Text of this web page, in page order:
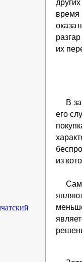
время
их
В
его
из